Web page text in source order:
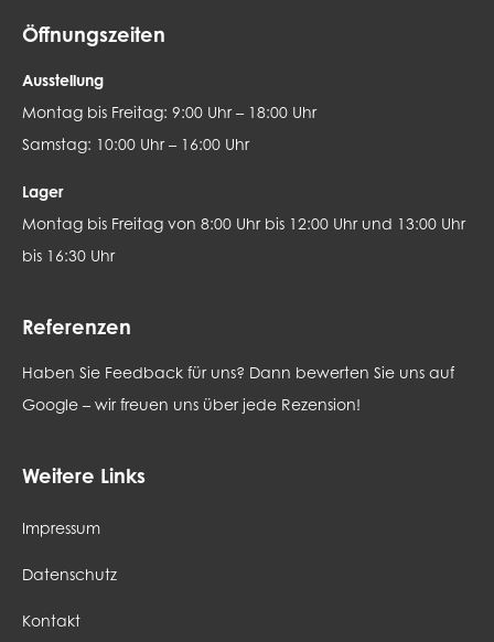
Öffnungszeiten
Ausstellung
Montag bis Freitag: 9:00 Uhr – 18:00 Uhr
Samstag: 10:00 Uhr – 16:00 Uhr
Lager
Montag bis Freitag von 8:00 Uhr bis 12:00 Uhr und 13:00 Uhr
bis 16:30 Uhr
Referenzen
Haben Sie Feedback für uns? Dann bewerten Sie uns auf
Google – wir freuen uns über jede Rezension!
Weitere Links
Impressum
Datenschutz
Kontakt